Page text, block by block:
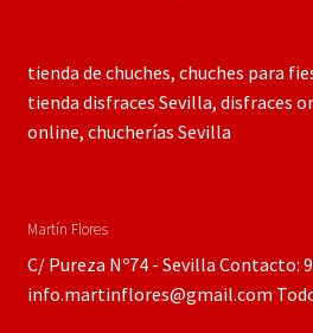
tienda de chuches, chuches para
tienda disfraces Sevilla, disfraces
online, chucherías Sevilla
Martín Flores
C/ Pureza Nº74 - Sevilla Contacto:
info.martinflores@gmail.com